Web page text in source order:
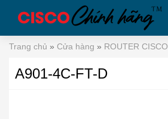
Trang chủ » Cửa hàng » ROUTER CISCO
A901-4C-FT-D